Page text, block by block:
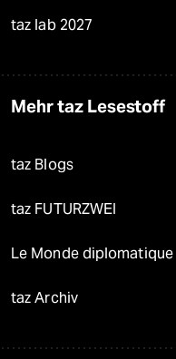
taz lab 2027
Mehr taz Lesestoff
taz Blogs
taz FUTURZWEI
Le Monde diplomatique
taz Archiv